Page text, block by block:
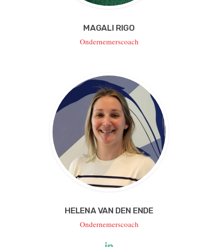
MAGALI RIGO
Ondernemerscoach
HELENA VAN DEN ENDE
Ondernemerscoach